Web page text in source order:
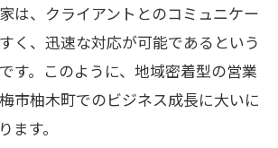
は、クライアントとのコミュニケー
く、迅速な対応が可能であるという
す。このように、地域密着型の営業
市柚木町でのビジネス成長に大いに
ます。